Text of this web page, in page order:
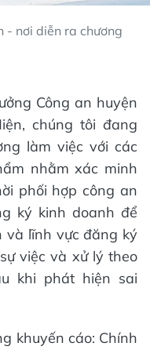
- nơi diễn ra chương
Công an huyện
chúng tôi đang
làm việc với các
nhằm xác minh
phối hợp công an
ký kinh doanh để
và lĩnh vực đăng ký
việc và xử lý theo
khi phát hiện sai
khuyến cáo: Chính